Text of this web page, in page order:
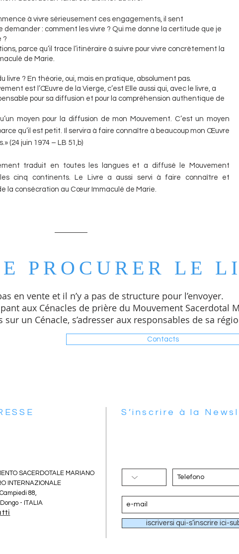
à vivre sérieusement ces engagements, il sent
demander : comment les vivre ? Qui me donne la certitude que je
?
parce qu’il trace l’itinéraire à suivre pour vivre concrètement la
de Marie.
livre ? En théorie, oui, mais en pratique, absolument pas.
est l’Œuvre de la Vierge, c’est Elle aussi qui, avec le livre, a
pour sa diffusion et pour la compréhension authentique de
moyen pour la diffusion de mon Mouvement. C’est un moyen
qu’il est petit. Il servira à faire connaître à beaucoup mon Œuvre
(24 juin 1974 – LB 51,b)
traduit en toutes les langues et a diffusé le Mouvement
cinq continents. Le Livre a aussi servi à faire connaître et
la consécration au Cœur Immaculé de Marie.
PROCURER LE
en vente et il n’y a pas de structure pour l’envoyer.
aux Cénacles de prière du Mouvement Sacerdotal
un Cénacle, s’adresser aux responsables de sa
Contacts
SACERDOTALE MARIANO
INTERNAZIONALE
88,
- ITALIA
S’inscrire à la
iscriversi qui-s’inscrire ici-